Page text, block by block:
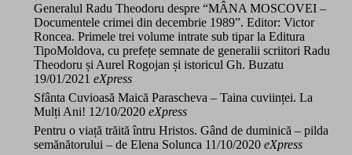
Generalul Radu Theodoru despre “MÂNA MOSCOVEI –
Documentele crimei din decembrie 1989”. Editor: Victor
Roncea. Primele trei volume intrate sub tipar la Editura
TipoMoldova, cu prefețe semnate de generalii scriitori Radu
Theodoru și Aurel Rogojan și istoricul Gh. Buzatu
19/01/2021 eXpress
Sfânta Cuvioasă Maică Parascheva – Taina cuviinței. La
Mulți Ani! 12/10/2020 eXpress
Pentru o viață trăită întru Hristos. Gând de duminică – pilda
semănătorului – de Elena Solunca 11/10/2020 eXpress